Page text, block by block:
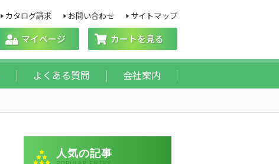
マイページ カートを見る
よくある質問 会社案内
カタログ請求 お問い合わせ サイトマップ
人気の記事